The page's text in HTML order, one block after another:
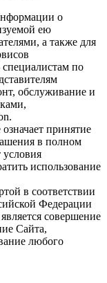
о
ею
а также для
по
обслуживание и
принятие
в полном
условия
использование
в соответствии
Федерации
совершение
Сайта,
любого